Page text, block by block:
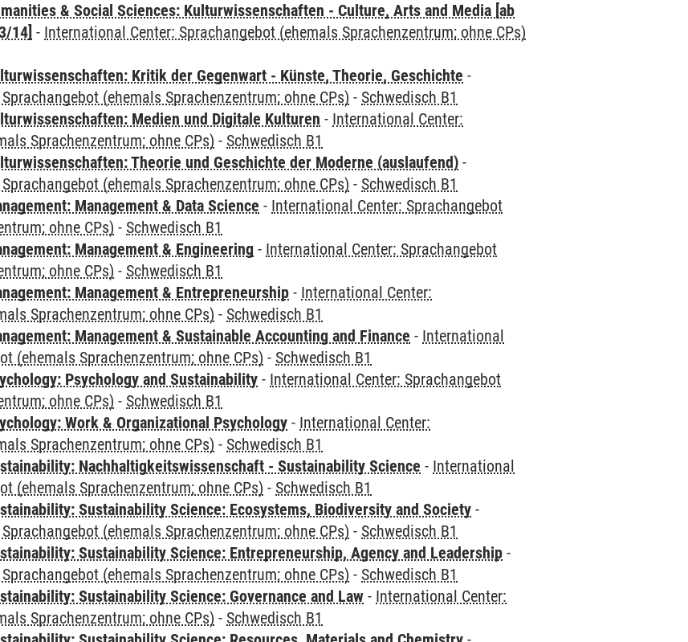
& Social Sciences: Kulturwissenschaften - Culture, Arts and Media [ab
14] - International Center: Sprachangebot (ehemals Sprachenzentrum; ohne CPs)
Kritik der Gegenwart - Künste, Theorie, Geschichte -
(ehemals Sprachenzentrum; ohne CPs) - Schwedisch B1
Medien und Digitale Kulturen - International Center:
Sprachenzentrum; ohne CPs) - Schwedisch B1
Theorie und Geschichte der Moderne (auslaufend) -
(ehemals Sprachenzentrum; ohne CPs) - Schwedisch B1
Management & Data Science - International Center: Sprachangebot
ohne CPs) - Schwedisch B1
Management & Engineering - International Center: Sprachangebot
ohne CPs) - Schwedisch B1
Management & Entrepreneurship - International Center:
Sprachenzentrum; ohne CPs) - Schwedisch B1
Management & Sustainable Accounting and Finance - International
(ehemals Sprachenzentrum; ohne CPs) - Schwedisch B1
Psychology and Sustainability - International Center: Sprachangebot
ohne CPs) - Schwedisch B1
Work & Organizational Psychology - International Center:
Sprachenzentrum; ohne CPs) - Schwedisch B1
Nachhaltigkeitswissenschaft - Sustainability Science - International
(ehemals Sprachenzentrum; ohne CPs) - Schwedisch B1
Sustainability Science: Ecosystems, Biodiversity and Society -
(ehemals Sprachenzentrum; ohne CPs) - Schwedisch B1
Sustainability Science: Entrepreneurship, Agency and Leadership -
(ehemals Sprachenzentrum; ohne CPs) - Schwedisch B1
Sustainability Science: Governance and Law - International Center:
Sprachenzentrum; ohne CPs) - Schwedisch B1